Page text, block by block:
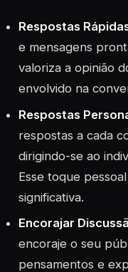
Respostas
e mensagens
valoriza a opinião
envolvido na
Respostas
respostas a cada
dirigindo-se ao
Esse toque
significativa.
Encorajar
encoraje o seu
pensamentos e